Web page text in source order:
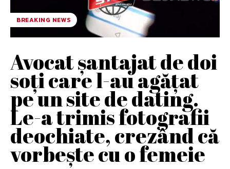
BREAKING NEWS
Avocat şantajat de doi
soţi care l-au agăţat
pe un site de dating.
Le-a trimis fotografii
deochiate, crezând că
vorbeşte cu o femeie